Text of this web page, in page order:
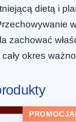
dietą i
zachować
okres
PROMOCJA!